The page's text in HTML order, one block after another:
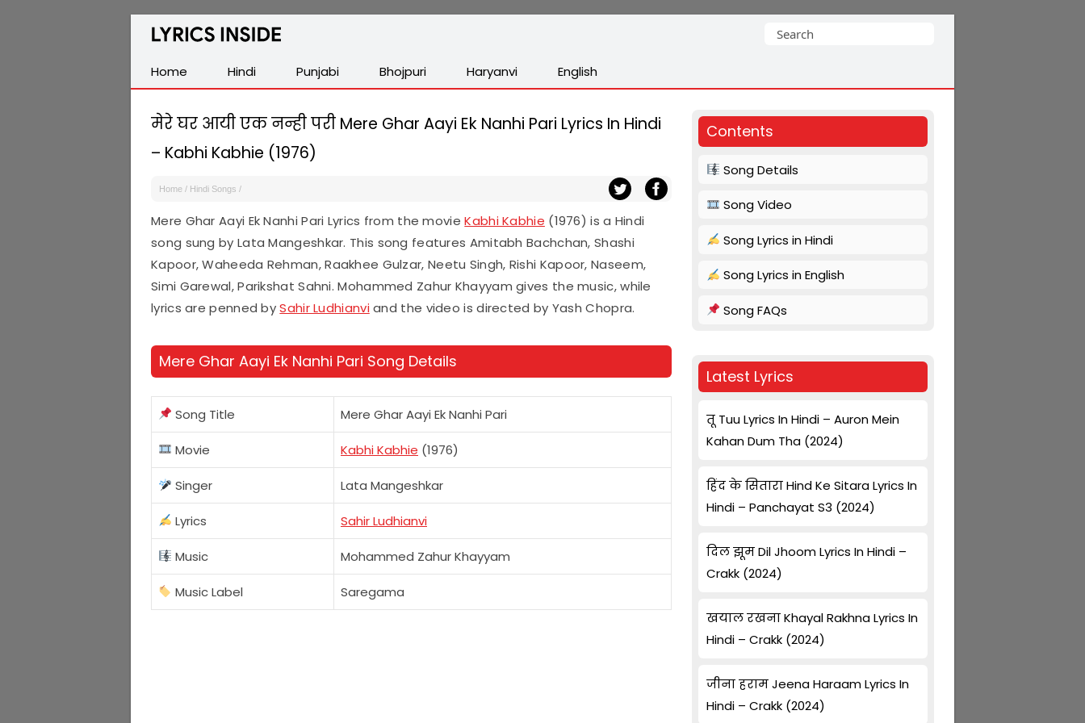
Latest
Hindi,
Tamil,
Malayalam,
Telugu,
English,
Punjabi
Search
Home
Hindi Punjabi Bhojpuri Haryanvi English
मेरे घर आयी एक नन्ही परी Mere Ghar Aayi Ek Nanhi Pari Lyrics In Hindi
– Kabhi Kabhie (1976)
Home / Hindi Songs /
Mere Ghar Aayi Ek Nanhi Pari Lyrics from the movieKabhi Kabhie (1976) is a Hindi
song sung by Lata Mangeshkar. This song features Amitabh Bachchan, Shashi
Kapoor, Waheeda Rehman, Raakhee Gulzar, Neetu Singh, Rishi Kapoor, Naseem,
Simi Garewal, Parikshat Sahni. Mohammed Zahur Khayyam gives the music, while
lyrics are penned bySahir Ludhianviand the video is directed by Yash Chopra.
Mere Ghar Aayi Ek Nanhi Pari Song Details
Song Title Mere Ghar Aayi Ek Nanhi Pari
Movie Kabhi Kabhie (1976)
Singer Lata Mangeshkar
Lyrics Sahir Ludhianvi
Music Mohammed Zahur Khayyam
Music Label Saregama
Contents
Song Details
Song Video
Song Lyrics in Hindi
Song Lyrics in English
Song FAQs
Latest Lyrics
तू Tuu Lyrics In Hindi – Auron Mein
Kahan Dum Tha (2024)
हिंद के सितारा Hind Ke Sitara Lyrics In
Hindi – Panchayat S3 (2024)
दिल झूम Dil Jhoom Lyrics In Hindi –
Crakk (2024)
खयाल रखना Khayal Rakhna Lyrics In
Hindi – Crakk (2024)
जीना हराम Jeena Haraam Lyrics In
Hindi – Crakk (2024)